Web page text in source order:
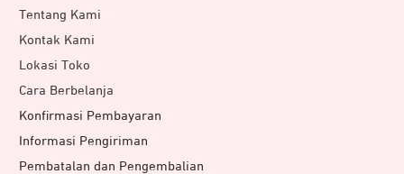
Tentang Kami
Kontak Kami
Lokasi Toko
Cara Berbelanja
Konfirmasi Pembayaran
Informasi Pengiriman
Pembatalan dan Pengembalian